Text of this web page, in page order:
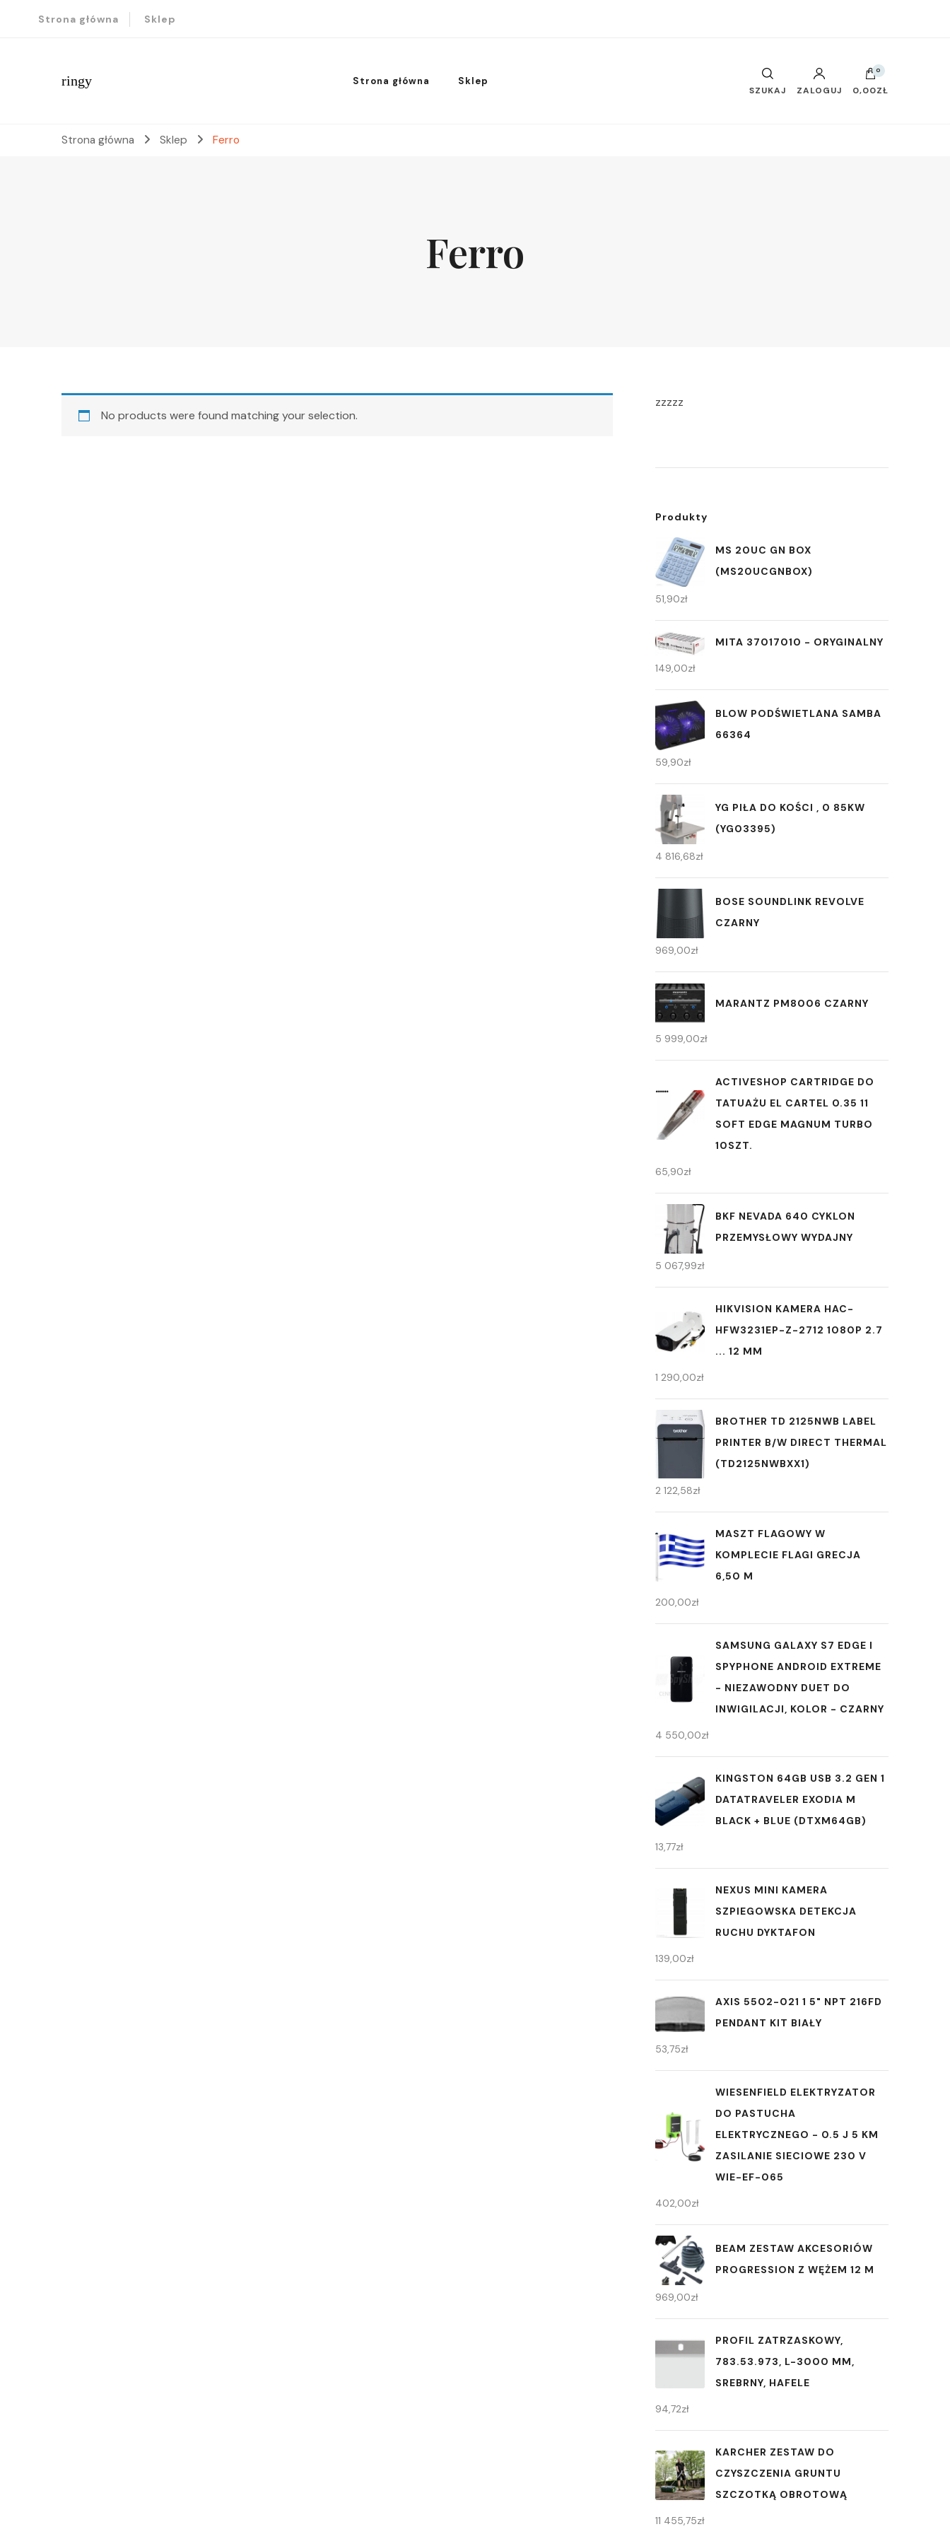
Strona główna Sklep
ringy Strona główna Sklep
SZUKAJ ZALOGUJ
0
0,00ZŁ
Strona główna Sklep Ferro
Ferro
No products were found matching your selection.
zzzzz
Produkty
MS 20UC GN BOX
(MS20UCGNBOX)
51,90zł
MITA 37017010 - ORYGINALNY
149,00zł
BLOW PODŚWIETLANA SAMBA
66364
59,90zł
YG PIŁA DO KOŚCI , 0 85KW
(YG03395)
4 816,68zł
BOSE SOUNDLINK REVOLVE
CZARNY
969,00zł
MARANTZ PM8006 CZARNY
5 999,00zł
ACTIVESHOP CARTRIDGE DO
TATUAŻU EL CARTEL 0.35 11
SOFT EDGE MAGNUM TURBO
10SZT.
65,90zł
BKF NEVADA 640 CYKLON
PRZEMYSŁOWY WYDAJNY
5 067,99zł
HIKVISION KAMERA HAC-
HFW3231EP-Z-2712 1080P 2.7
... 12 MM
1 290,00zł
BROTHER TD 2125NWB LABEL
PRINTER B/W DIRECT THERMAL
(TD2125NWBXX1)
2 122,58zł
MASZT FLAGOWY W
KOMPLECIE FLAGI GRECJA
6,50 M
200,00zł
​SAMSUNG GALAXY S7 EDGE I
SPYPHONE ANDROID EXTREME
- NIEZAWODNY DUET DO
INWIGILACJI, KOLOR - CZARNY
4 550,00zł
KINGSTON 64GB USB 3.2 GEN 1
DATATRAVELER EXODIA M
BLACK + BLUE (DTXM64GB)
13,77zł
NEXUS MINI KAMERA
SZPIEGOWSKA DETEKCJA
RUCHU DYKTAFON
139,00zł
AXIS 5502-021 1 5" NPT 216FD
PENDANT KIT BIAŁY
53,75zł
WIESENFIELD ELEKTRYZATOR
DO PASTUCHA
ELEKTRYCZNEGO - 0.5 J 5 KM
ZASILANIE SIECIOWE 230 V
WIE-EF-065
402,00zł
BEAM ZESTAW AKCESORIÓW
PROGRESSION Z WĘŻEM 12 M
969,00zł
PROFIL ZATRZASKOWY,
783.53.973, L-3000 MM,
SREBRNY, HAFELE
94,72zł
KARCHER ZESTAW DO
CZYSZCZENIA GRUNTU
SZCZOTKĄ OBROTOWĄ
11 455,75zł